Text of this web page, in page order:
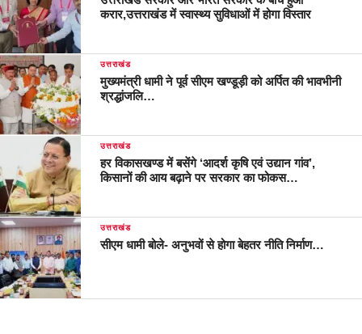
करार,उत्तराखंड में स्वास्थ्य सुविधाओं में होगा विस्तार
उत्तराखंड
मुख्यमंत्री धामी ने पूर्व सीएम खण्डूड़ी को अर्पित की भावभीनी
श्रद्धांजलि…
उत्तराखंड
हर विकासखण्ड में बसेंगे ‘आदर्श कृषि एवं उद्यान गांव’,
किसानों की आय बढ़ाने पर सरकार का फोकस…
उत्तराखंड
सीएम धामी बोले- अनुभवों से होगा बेहतर नीति निर्माण…